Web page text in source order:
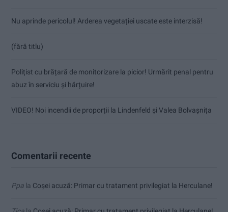
Nu aprinde pericolul! Arderea vegetației uscate este interzisă!
(fără titlu)
Polițist cu brățară de monitorizare la picior! Urmărit penal pentru
abuz în serviciu și hărțuire!
VIDEO! Noi incendii de proporții la Lindenfeld și Valea Bolvașnița
Comentarii recente
Ppa la Coșei acuză: Primar cu tratament privilegiat la Herculane!